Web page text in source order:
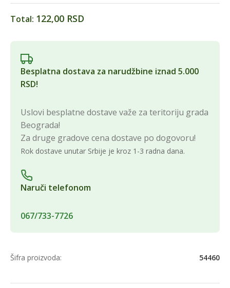
Total: 122,00 RSD
Besplatna dostava za narudžbine iznad 5.000
RSD!
Uslovi besplatne dostave važe za teritoriju grada
Beograda!
Za druge gradove cena dostave po dogovoru!
Rok dostave unutar Srbije je kroz 1-3 radna dana.
Naruči telefonom
067/733-7726
Šifra proizvoda: 54460